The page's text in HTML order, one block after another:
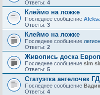
Ответы: 4
Клеймо на ложке
Последнее сообщение
Ответы: 3
Клеймо на ложке
Последнее сообщение
Ответы: 2
Живопись доска
Последнее сообщение sim
Ответы: 5
Статуэтка ангелочек
Последнее сообщение
Ответы: 4